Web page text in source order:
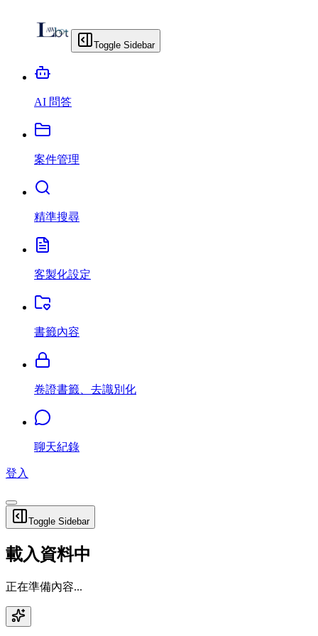
Toggle Sidebar
AI 問答
案件管理
精準搜尋
客製化設定
書籤內容
卷證書籤、去識別化
聊天紀錄
登入
Toggle Sidebar
載入資料中
正在準備內容...